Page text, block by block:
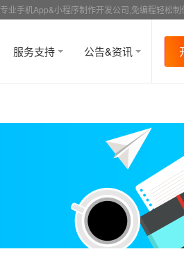
专业手机App&小程序制作开发公司,免编程轻松
服务支持 公告&资讯